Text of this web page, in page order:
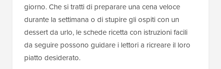
giorno. Che si tratti di preparare una cena veloce
durante la settimana o di stupire gli ospiti con un
dessert da urlo, le schede ricetta con istruzioni facili
da seguire possono guidare i lettori a ricreare il loro
piatto desiderato.